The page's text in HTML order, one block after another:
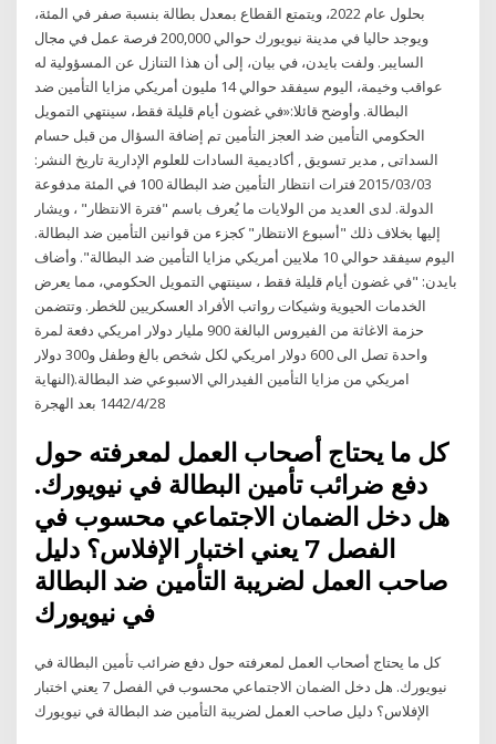
بحلول عام 2022، ويتمتع القطاع بمعدل بطالة بنسبة صفر في المئة،
ويوجد حاليا في مدينة نيويورك حوالي 200,000 فرصة عمل في مجال
السايبر. ولفت بايدن، في بيان، إلى أن هذا التنازل عن المسؤولية له
عواقب وخيمة، اليوم سيفقد حوالي 14 مليون أمريكي مزايا التأمين ضد
البطالة. وأوضح قائلا:«في غضون أيام قليلة فقط، سينتهي التمويل
الحكومي التأمين ضد العجز التأمين تم إضافة السؤال من قبل حسام
السداتى , مدير تسويق , أكاديمية السادات للعلوم الإدارية تاريخ النشر:
2015/03/03 فترات انتظار التأمين ضد البطالة 100 في المئة مدفوعة
الدولة. لدى العديد من الولايات ما يُعرف باسم "فترة الانتظار" ، ويشار
إليها بخلاف ذلك "أسبوع الانتظار" كجزء من قوانين التأمين ضد البطالة.
اليوم سيفقد حوالي 10 ملايين أمريكي مزايا التأمين ضد البطالة". وأضاف
بايدن: "في غضون أيام قليلة فقط ، سينتهي التمويل الحكومي، مما يعرض
الخدمات الحيوية وشيكات رواتب الأفراد العسكريين للخطر. وتتضمن
حزمة الاغاثة من الفيروس البالغة 900 مليار دولار امريكي دفعة لمرة
واحدة تصل الى 600 دولار امريكي لكل شخص بالغ وطفل و300 دولار
امريكي من مزايا التأمين الفيدرالي الاسبوعي ضد البطالة.(النهاية
28‏‏/4‏‏/1442 بعد الهجرة
كل ما يحتاج أصحاب العمل لمعرفته حول
دفع ضرائب تأمين البطالة في نيويورك.
هل دخل الضمان الاجتماعي محسوب في
الفصل 7 يعني اختبار الإفلاس؟ دليل
صاحب العمل لضريبة التأمين ضد البطالة
في نيويورك
كل ما يحتاج أصحاب العمل لمعرفته حول دفع ضرائب تأمين البطالة في
نيويورك. هل دخل الضمان الاجتماعي محسوب في الفصل 7 يعني اختبار
الإفلاس؟ دليل صاحب العمل لضريبة التأمين ضد البطالة في نيويورك